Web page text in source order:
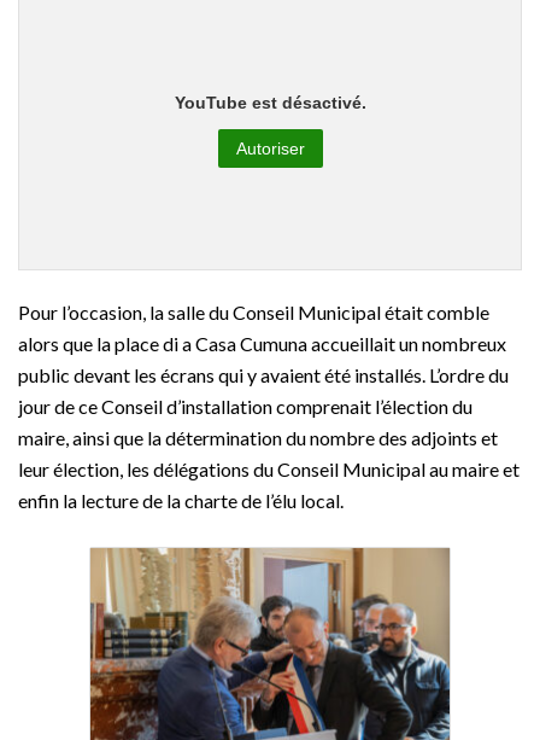
YouTube est désactivé.
Autoriser
Pour l’occasion, la salle du Conseil Municipal était comble
alors que la place di a Casa Cumuna accueillait un nombreux
public devant les écrans qui y avaient été installés. L’ordre du
jour de ce Conseil d’installation comprenait l’élection du
maire, ainsi que la détermination du nombre des adjoints et
leur élection, les délégations du Conseil Municipal au maire et
enfin la lecture de la charte de l’élu local.